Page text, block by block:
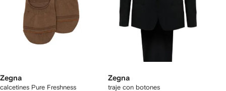
Zegna
calcetines Pure Freshness
Zegna
traje con botones